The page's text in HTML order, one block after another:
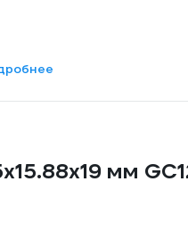
мм